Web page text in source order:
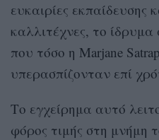
ευκαιρίες εκπαίδευσης
καλλιτέχνες, το
που τόσο η Marjane
υπερασπίζονταν επί
Το εγχείρημα αυτό
φόρος τιμής στη